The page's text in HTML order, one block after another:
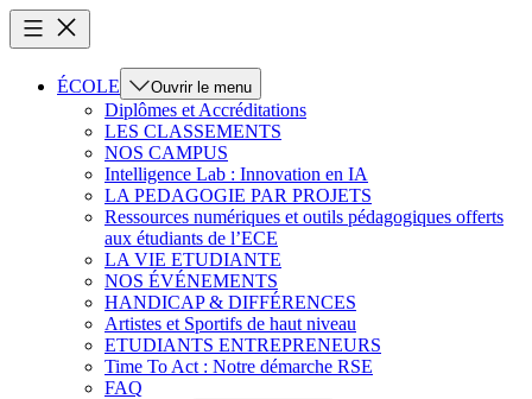
ÉCOLE Ouvrir le menu
Diplômes et Accréditations
LES CLASSEMENTS
NOS CAMPUS
Intelligence Lab : Innovation en IA
LA PEDAGOGIE PAR PROJETS
Ressources numériques et outils pédagogiques offerts
aux étudiants de l’ECE
LA VIE ETUDIANTE
NOS ÉVÉNEMENTS
HANDICAP & DIFFÉRENCES
Artistes et Sportifs de haut niveau
ETUDIANTS ENTREPRENEURS
Time To Act : Notre démarche RSE
FAQ